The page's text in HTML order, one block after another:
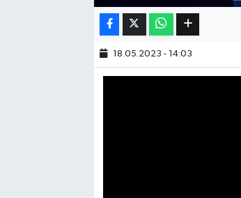
18.05.2023 - 14:03
Bilim, Teknoloji